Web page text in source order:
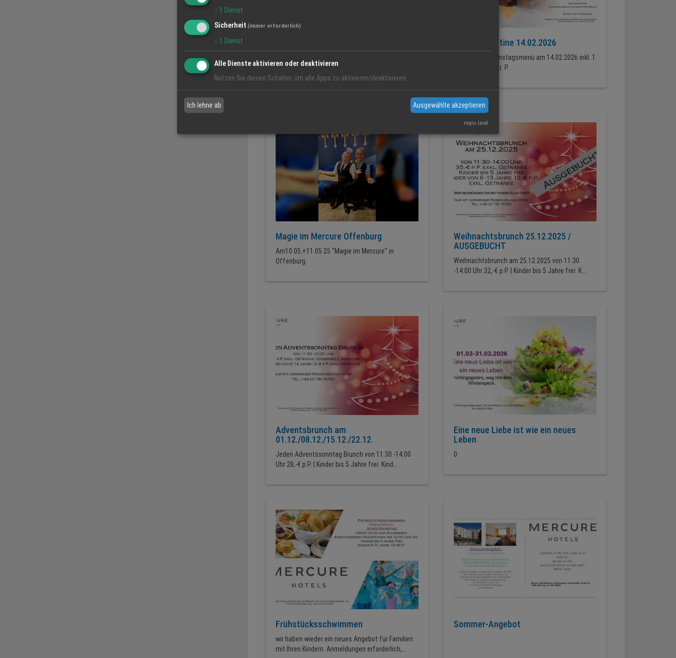
Das Mercure Hotel in Offenburg verwandelt sich
am 10. und 11. Mai 2025 in ein magi
Happy Valentine 14.02.2026
4 - Gang Valentinstagsmenü am 14.02.2026 inkl. 1
Glas Sekt 49,-€ p. P.
Magie im Mercure Offenburg
Am10.05.+11.05.25 "Magie im Mercure" in
Offenburg.
Weihnachtsbrunch 25.12.2025 /
AUSGEBUCHT
Weihnachtsbrunch am 25.12.2025 von 11:30
-14:00 Uhr 32,-€ p.P. | Kinder bis 5 Jahre frei K...
Adventsbrunch am
01.12./08.12./15.12./22.12.
Jeden Adventssonntag Brunch von 11:30 -14:00
Uhr 28,-€ p.P. | Kinder bis 5 Jahre frei Kind...
Eine neue Liebe ist wie ein neues
Leben
0
Frühstücksschwimmen
wir haben wieder ein neues Angebot für Familien
mit Ihren Kindern. Anmeldungen erforderlich,...
Sommer-Angebot
↓ 1 Dienst
Sicherheit (immer erforderlich)
↓ 1 Dienst
Alle Dienste aktivieren oder deaktivieren
Nutzen Sie diesen Schalter, um alle Apps zu aktivieren/deaktivieren.
Ich lehne ab Ausgewählte akzeptieren
regio.land